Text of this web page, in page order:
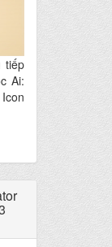
tiếp
Ai: